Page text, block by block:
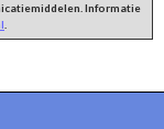
Informatie